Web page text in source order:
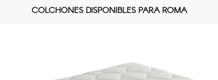
COLCHONES DISPONIBLES PARA ROMA